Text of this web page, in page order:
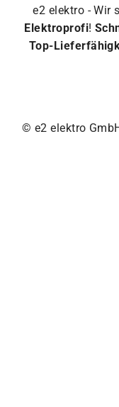
e2 elektro - Wir
Elektroprofi!
Top-
© e2 elektro